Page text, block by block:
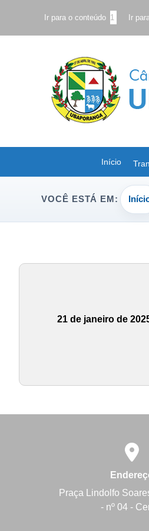
Ir para o conteúdo 1 Ir
Início
VOCÊ ESTÁ EM:
21 de janeiro de
Praça Lindolfo
- nº 04 -